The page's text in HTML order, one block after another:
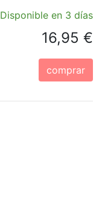
Disponible en 3 días
16,95 €
comprar